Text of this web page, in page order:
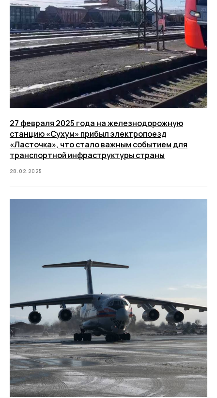
27 февраля 2025 года на железнодорожную
станцию «Сухум» прибыл электропоезд
«Ласточка», что стало важным событием для
транспортной инфраструктуры страны
28.02.2025